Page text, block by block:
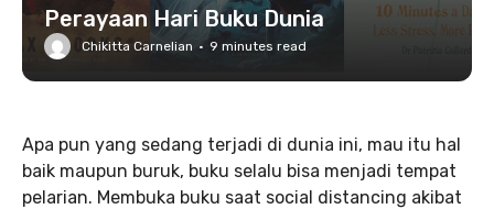
Perayaan Hari Buku Dunia
Chikitta Carnelian · 9 minutes read
Apa pun yang sedang terjadi di dunia ini, mau itu hal
baik maupun buruk, buku selalu bisa menjadi tempat
pelarian. Membuka buku saat social distancing akibat